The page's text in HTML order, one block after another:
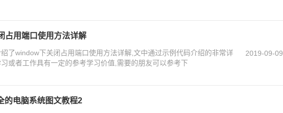
占用端口使用方法详解
了window下关闭占用端口使用方法详解,文中通过示例代码介绍的非常详
或者工作具有一定的参考学习价值,需要的朋友可以参考下
2019-09-09
的电脑系统图文教程2